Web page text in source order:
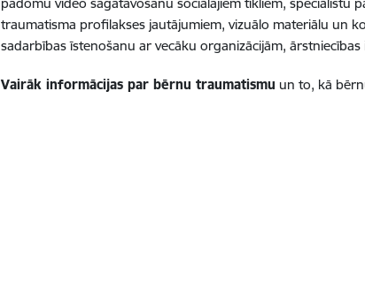
traumatisma profilakses jautājumiem, vizuālo materiālu un
sadarbības īstenošanu ar vecāku organizācijām,
Vairāk informācijas par bērnu traumatismu un to, kā